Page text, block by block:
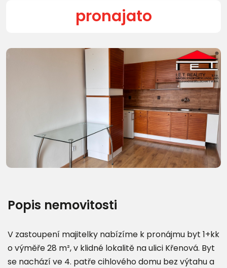
pronajato
Popis nemovitosti
V zastoupení majitelky nabízíme k pronájmu byt 1+kk
o výměře 28 m², v klidné lokalitě na ulici Křenová. Byt
se nachází ve 4. patře cihlového domu bez výtahu a